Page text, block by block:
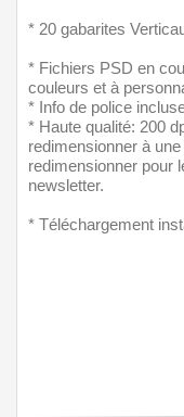
* 20 gabarites
* Fichiers PSD en
couleurs et à
* Info de police
* Haute qualité: 200
redimensionner à
redimensionner pour
newsletter.
* Téléchargement